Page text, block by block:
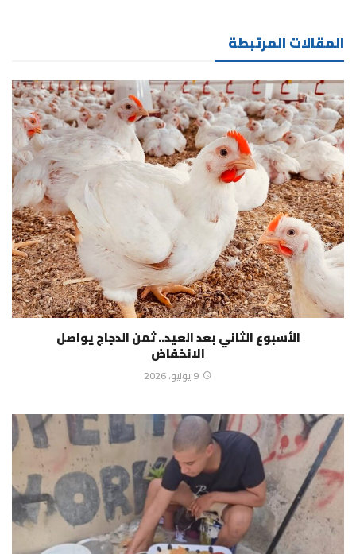
المقالات المرتبطة
الأسبوع الثاني بعد العيد.. ثمن الدجاج يواصل
الانخفاض
9 يونيو، 2026